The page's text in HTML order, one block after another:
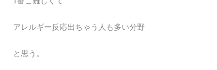
アレルギー反応出ちゃう人も多い分野
と思う。